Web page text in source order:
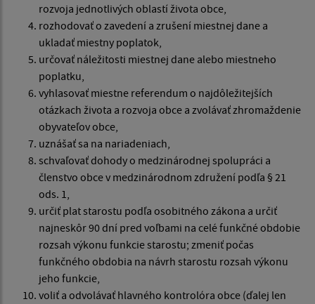
rozvoja jednotlivých oblastí života obce,
rozhodovať o zavedení a zrušení miestnej dane a
ukladať miestny poplatok,
určovať náležitosti miestnej dane alebo miestneho
poplatku,
vyhlasovať miestne referendum o najdôležitejších
otázkach života a rozvoja obce a zvolávať zhromaždenie
obyvateľov obce,
uznášať sa na nariadeniach,
schvaľovať dohody o medzinárodnej spolupráci a
členstvo obce v medzinárodnom združení podľa § 21
ods. 1,
určiť plat starostu podľa osobitného zákona a určiť
najneskôr 90 dní pred voľbami na celé funkčné obdobie
rozsah výkonu funkcie starostu; zmeniť počas
funkčného obdobia na návrh starostu rozsah výkonu
jeho funkcie,
voliť a odvolávať hlavného kontrolóra obce (ďalej len